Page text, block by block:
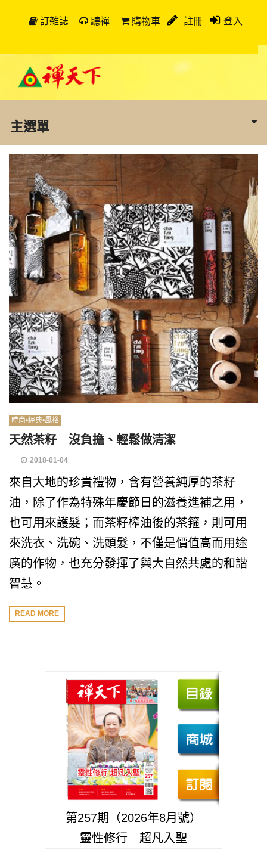
訂雜誌 聽禪 購物車 註冊 登入
主選單
時尚•經典•風格
天然茶籽 沒負擔、輕鬆做清潔
2018-01-04
來自大地的珍貴禮物，含有營養純厚的茶籽
油，除了作為特殊年慶節日的滋養進補之用，
也可用來護髮；而茶籽榨油後的茶箍，則可用
來洗衣、洗碗、洗頭髮，不僅是價值高而用途
廣的作物，也充分發揮了與大自然共處的和諧
智慧。
READ MORE
第257期（2026年8月號）
靈性修行 超凡入聖